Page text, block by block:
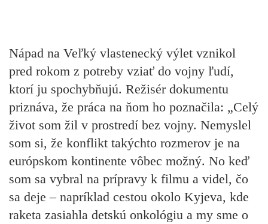
Nápad na Veľký vlastenecký výlet vznikol
pred rokom z potreby vziať do vojny ľudí,
ktorí ju spochybňujú. Režisér dokumentu
priznáva, že práca na ňom ho poznačila: „Celý
život som žil v prostredí bez vojny. Nemyslel
som si, že konflikt takýchto rozmerov je na
európskom kontinente vôbec možný. No keď
som sa vybral na prípravy k filmu a videl, čo
sa deje – napríklad cestou okolo Kyjeva, kde
raketa zasiahla detskú onkológiu a my sme o